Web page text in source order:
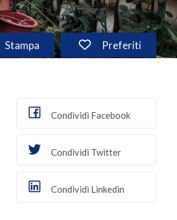
Preferiti: Cod.
Preferiti
Stampa: Cod. cas918
Stampa
Condividi Facebook
Condividi Twitter
Condividi Linkedin